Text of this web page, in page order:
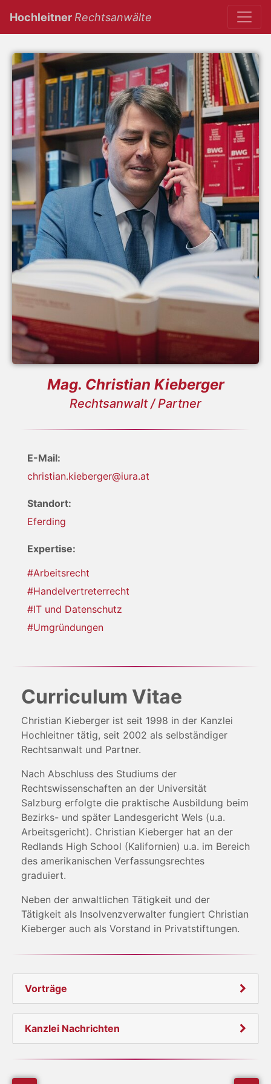
Hochleitner Rechtsanwälte
Mag. Christian Kieberger
Rechtsanwalt / Partner
E-Mail:
christian.kieberger@iura.at
Standort:
Eferding
Expertise:
#Arbeitsrecht
#Handelvertreterrecht
#IT und Datenschutz
#Umgründungen
Curriculum Vitae
Christian Kieberger ist seit 1998 in der Kanzlei
Hochleitner tätig, seit 2002 als selbständiger
Rechtsanwalt und Partner.
Nach Abschluss des Studiums der
Rechtswissenschaften an der Universität
Salzburg erfolgte die praktische Ausbildung beim
Bezirks- und später Landesgericht Wels (u.a.
Arbeitsgericht). Christian Kieberger hat an der
Redlands High School (Kalifornien) u.a. im Bereich
des amerikanischen Verfassungsrechtes
graduiert.
Neben der anwaltlichen Tätigkeit und der
Tätigkeit als Insolvenzverwalter fungiert Christian
Kieberger auch als Vorstand in Privatstiftungen.
Vorträge
Kanzlei Nachrichten